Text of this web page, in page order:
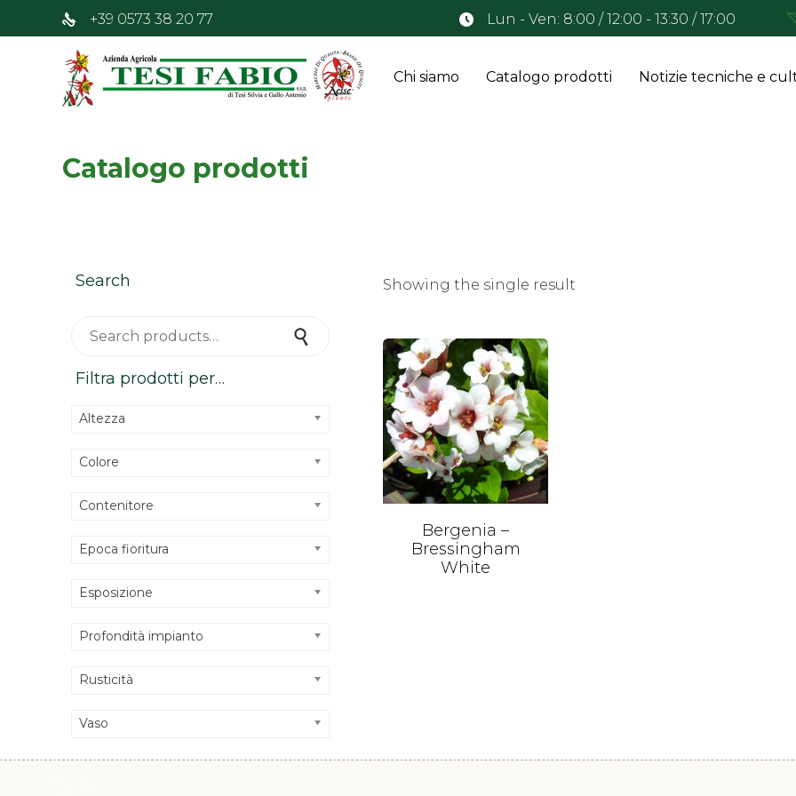
+39 0573 38 20 77 Lun - Ven: 8:00 / 12:00 - 13:30 / 17:00
Chi siamo Catalogo prodotti Notizie tecniche e
Catalogo prodotti
Showing the single result
Bergenia –
Bressingham
White
Search
Search
Filtra prodotti per…
Altezza
Colore
Contenitore
Epoca fioritura
Esposizione
Profondità impianto
Rusticità
Vaso